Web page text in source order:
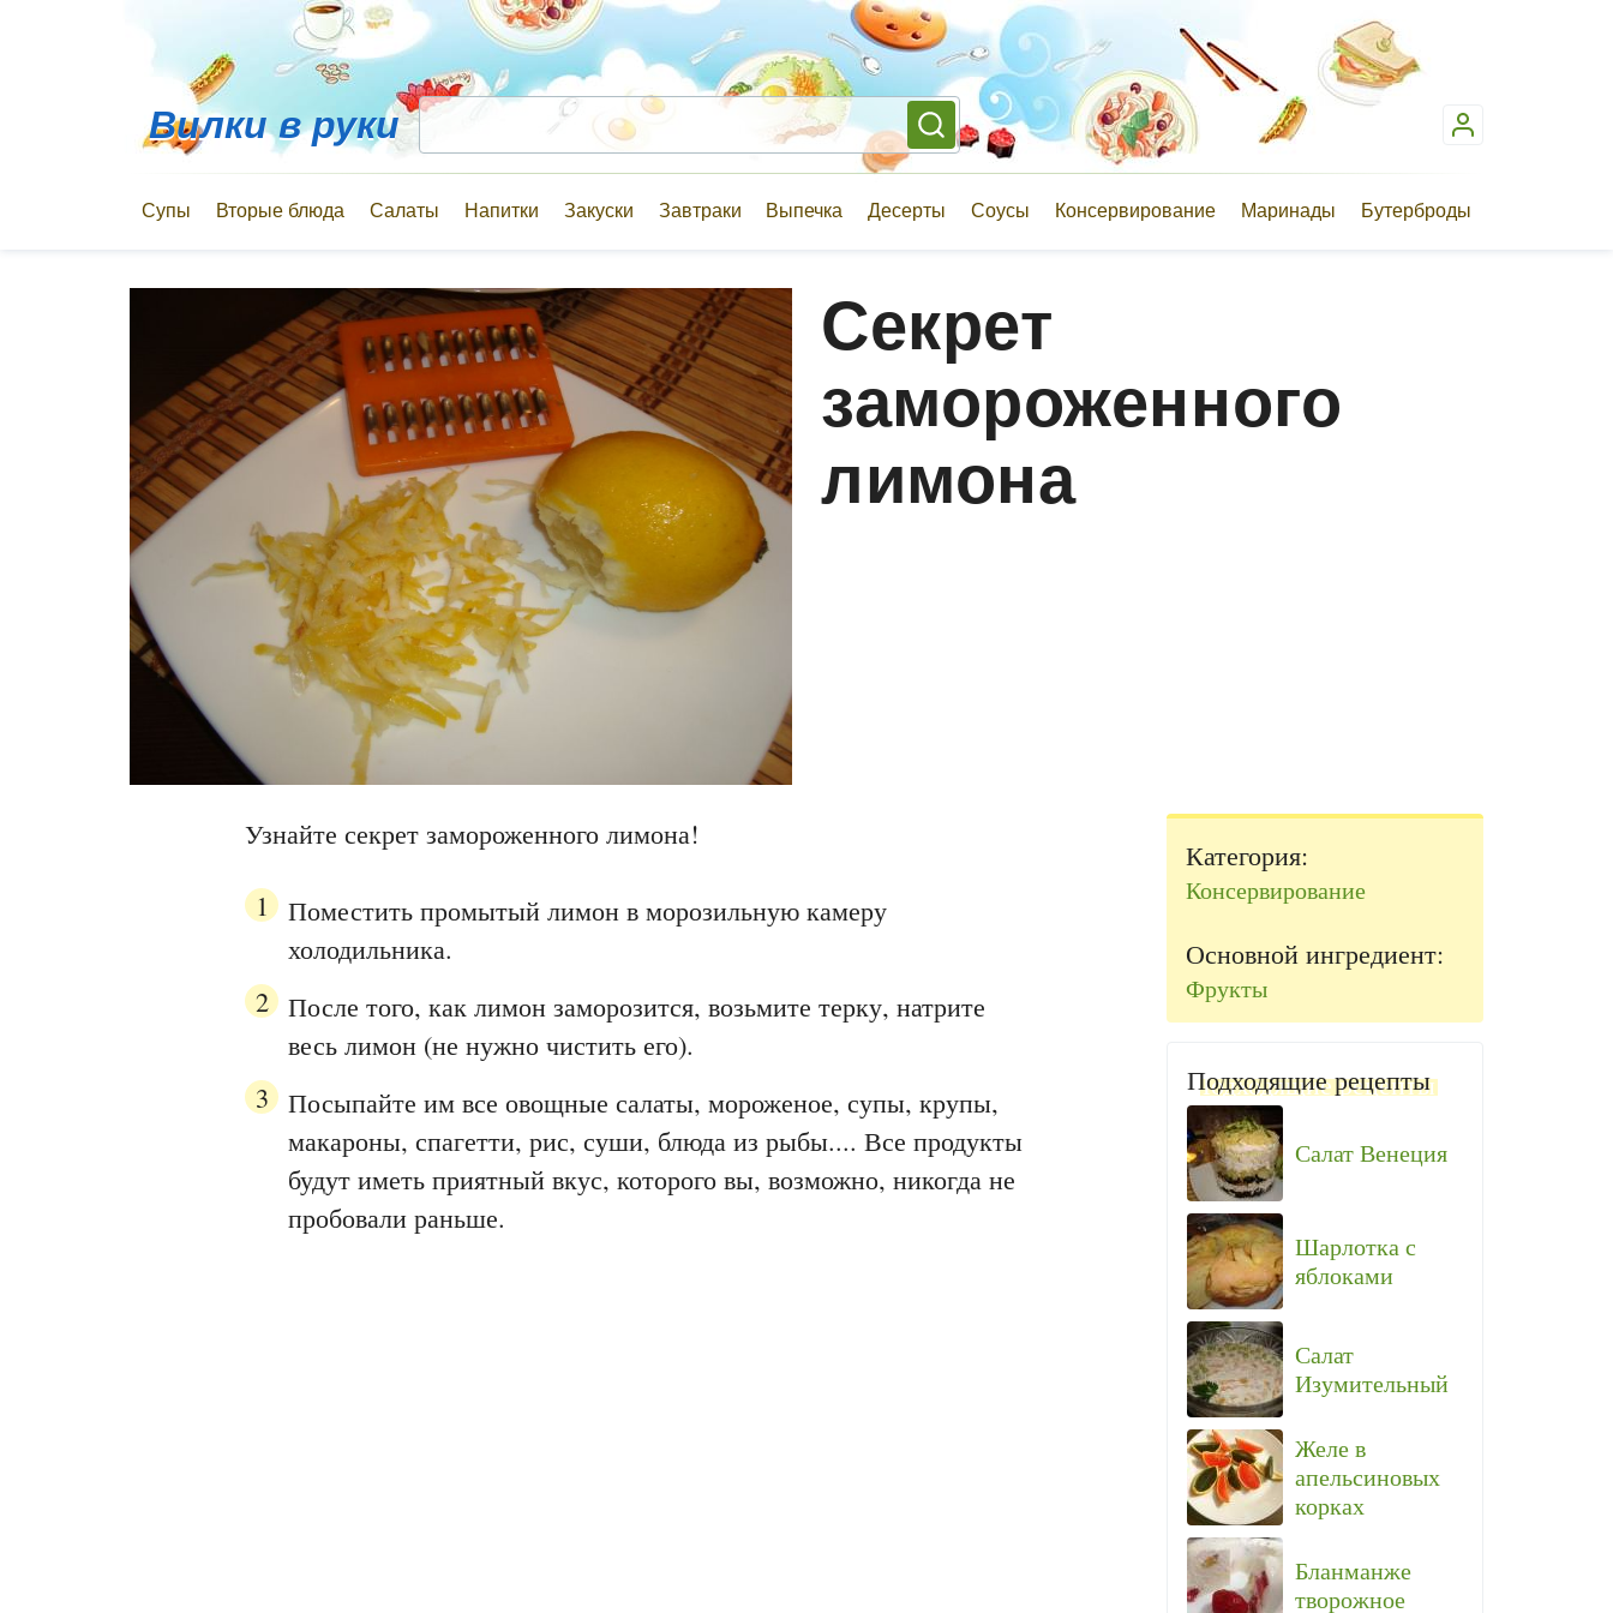
Вилки в руки
Супы Вторые блюда Салаты Напитки Закуски Завтраки Выпечка Десерты Соусы Консервирование Маринады Бутерброды
Секрет
замороженного
лимона
Узнайте секрет замороженного лимона!
Поместить промытый лимон в морозильную камеру
холодильника.
После того, как лимон заморозится, возьмите терку, натрите
весь лимон (не нужно чистить его).
Посыпайте им все овощные салаты, мороженое, супы, крупы,
макароны, спагетти, рис, суши, блюда из рыбы.... Все продукты
будут иметь приятный вкус, которого вы, возможно, никогда не
пробовали раньше.
Категория:
Консервирование
Основной ингредиент:
Фрукты
Подходящие рецепты
Салат Венеция
Шарлотка с
яблоками
Салат
Изумительный
Желе в
апельсиновых
корках
Бланманже
творожное